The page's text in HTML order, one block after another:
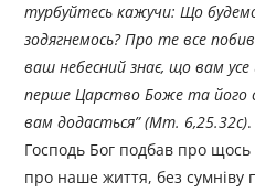
турбуйтесь кажучи: Що
зодягнемось? Про те все
ваш небесний знає, що вам
перше Царство Боже та його
вам додасться”(Мт. 6,25.32с)
Господь Бог подбав про
про наше життя, без сумніву